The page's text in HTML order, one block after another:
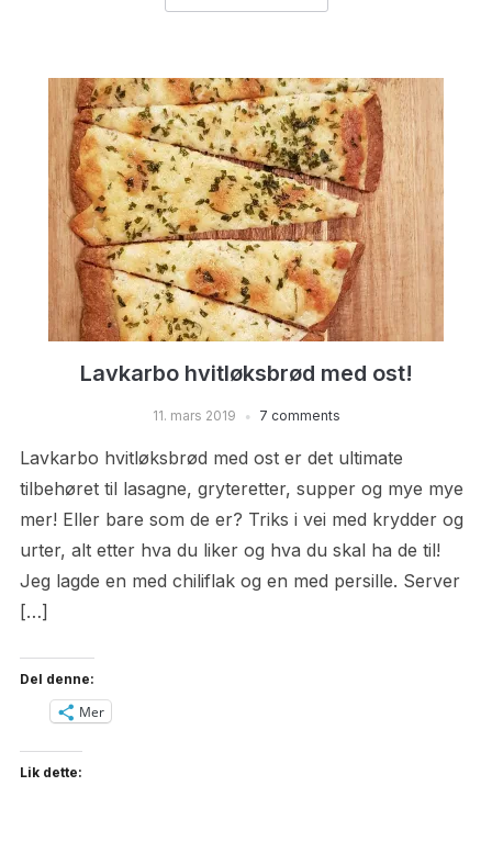
Lavkarbo hvitløksbrød med ost!
11. mars 2019 7 comments
Lavkarbo hvitløksbrød med ost er det ultimate
tilbehøret til lasagne, gryteretter, supper og mye mye
mer! Eller bare som de er? Triks i vei med krydder og
urter, alt etter hva du liker og hva du skal ha de til!
Jeg lagde en med chiliflak og en med persille. Server
[…]
Del denne:
Mer
Lik dette: